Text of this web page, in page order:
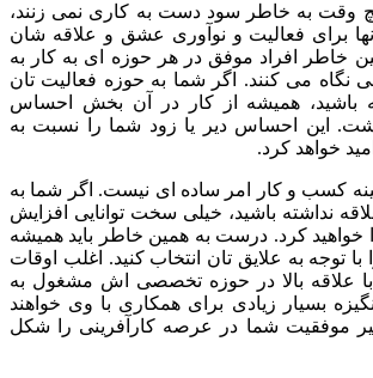
وقت به خاطر سود دست به کاری نمی زنند،
برای فعالیت و نوآوری عشق و علاقه شان
خاطر افراد موفق در هر حوزه ای به کار به
می کنند. اگر شما به حوزه فعالیت تان
باشید، همیشه از کار در آن بخش احساس
این احساس دیر یا زود شما را نسبت به
خواهد کرد.
کسب و کار امر ساده ای نیست. اگر شما به
نداشته باشید، خیلی سخت توانایی افزایش
خواهید کرد. درست به همین خاطر باید همیشه
توجه به علایق تان انتخاب کنید. اغلب اوقات
علاقه بالا در حوزه تخصصی اش مشغول به
بسیار زیادی برای همکاری با وی خواهند
موفقیت شما در عرصه کارآفرینی را شکل